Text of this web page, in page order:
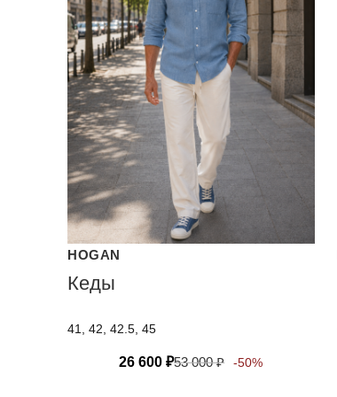
HOGAN
Кеды
41, 42, 42.5, 45
26 600₽53 000₽ -50%